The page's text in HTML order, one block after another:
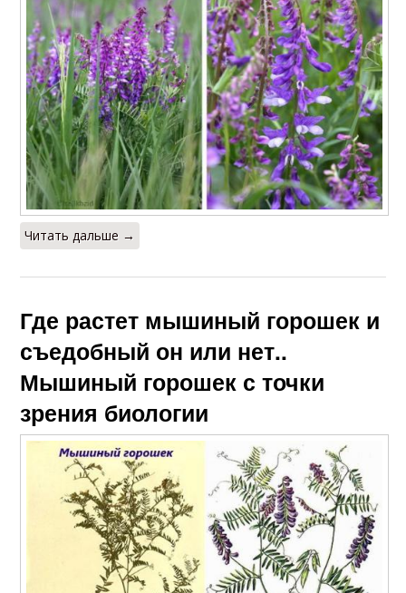
Читать дальше →
Где растет мышиный горошек и
съедобный он или нет..
Мышиный горошек с точки
зрения биологии